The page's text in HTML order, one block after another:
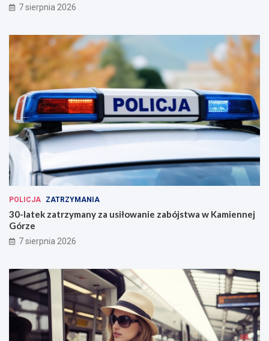
7 sierpnia 2026
POLICJA ZATRZYMANIA
30-latek zatrzymany za usiłowanie zabójstwa w Kamiennej
Górze
7 sierpnia 2026